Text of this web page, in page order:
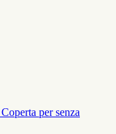
per senza